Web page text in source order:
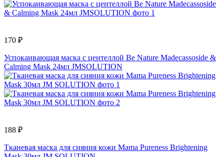
170 ₽
Успокаивающая маска с центеллой Be Nature Madecassoside &
Calming Mask 24мл JMSOLUTION
188 ₽
Тканевая маска для сияния кожи Mama Pureness Brightening